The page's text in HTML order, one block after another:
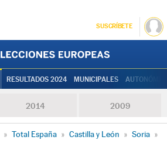
SUSCRÍBETE
RESULTADOS 2024 MUNICIPALES
2014 2009
» Total España » Castilla y León » Soria »